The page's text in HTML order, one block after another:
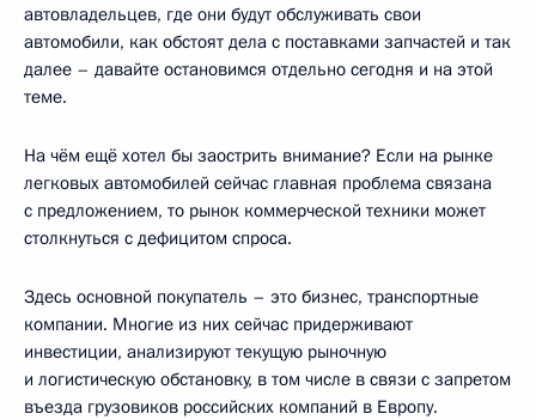
автовладельцев, где они будут обслуживать свои
автомобили, как обстоят дела с поставками запчастей и так
далее – давайте остановимся отдельно сегодня и на этой
теме.
На чём ещё хотел бы заострить внимание? Если на рынке
легковых автомобилей сейчас главная проблема связана
с предложением, то рынок коммерческой техники может
столкнуться с дефицитом спроса.
Здесь основной покупатель – это бизнес, транспортные
компании. Многие из них сейчас придерживают
инвестиции, анализируют текущую рыночную
и логистическую обстановку, в том числе в связи с запретом
въезда грузовиков российских компаний в Европу.